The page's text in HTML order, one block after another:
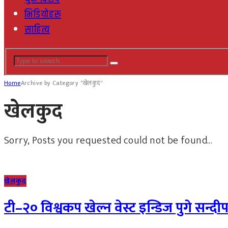
भिडियोहरू
साहित्य
HomeArchive by Category "खेलकुद"
खेलकुद
Sorry, Posts you requested could not be found...
खेलकुद
टी–२० विश्वकप खेल्न वेस्ट इन्डिज पुगे सन्दीप